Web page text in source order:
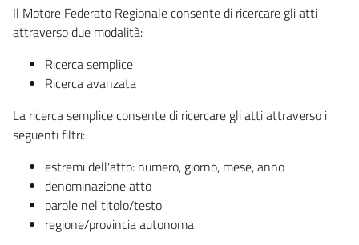
Il Motore Federato Regionale consente di ricercare gli atti
attraverso due modalità:
Ricerca semplice
Ricerca avanzata
La ricerca semplice consente di ricercare gli atti attraverso i
seguenti filtri:
estremi dell'atto: numero, giorno, mese, anno
denominazione atto
parole nel titolo/testo
regione/provincia autonoma